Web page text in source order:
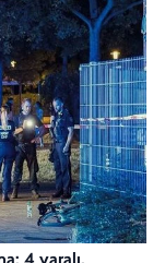
4 yaralı,